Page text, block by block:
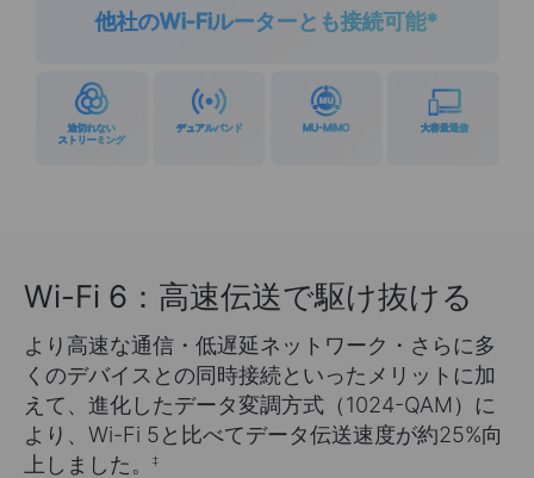
他社のWi-Fiルーターとも接続可能*
途切れない
ストリーミング
デュアルバンド MU-MIMO 大容量通信
Wi-Fi 6：高速伝送で駆け抜ける
より高速な通信・低遅延ネットワーク・さらに多
くのデバイスとの同時接続といったメリットに加
えて、進化したデータ変調方式（1024-QAM）に
より、Wi-Fi 5と比べてデータ伝送速度が約25%向
上しました。
‡